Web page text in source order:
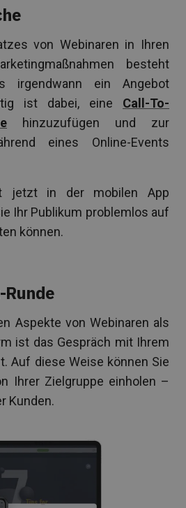
von Webinaren in Ihren
besteht
irgendwann ein Angebot
ist dabei, eine Call-To-
hinzuzufügen und zur
eines Online-Events
jetzt in der mobilen App
Ihr Publikum problemlos auf
können.
Aspekte von Webinaren als
ist das Gespräch mit Ihrem
Auf diese Weise können Sie
Ihrer Zielgruppe einholen –
Kunden.